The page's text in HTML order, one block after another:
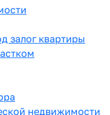
залог квартиры
недвижимости